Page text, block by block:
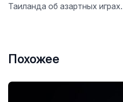
Таиланда об азартных играх.
Похожее